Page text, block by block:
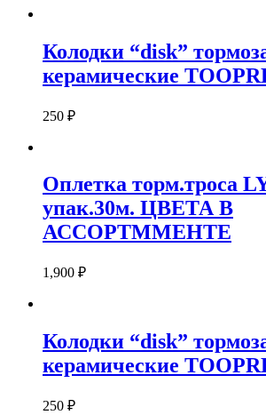
Колодки “disk”
керамические
250 ₽
Оплетка торм.троса
упак.30м. ЦВЕТА В
АССОРТММЕНТЕ
1,900 ₽
Колодки “disk”
керамические
250 ₽